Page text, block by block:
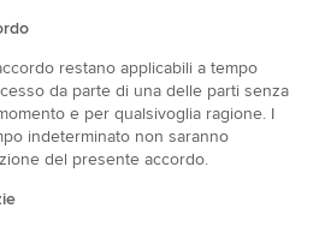
restano applicabili a tempo
da parte di una delle parti senza
e per qualsivoglia ragione. I
indeterminato non saranno
del presente accordo.